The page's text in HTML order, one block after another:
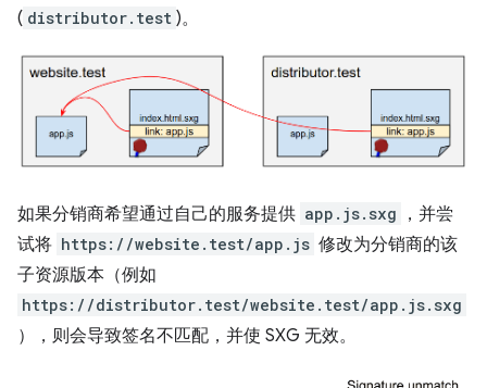
( distributor.test )。
如果分销商希望通过自己的服务提供 app.js.sxg
，并尝
试将 https://website.test/app.js 修改为分销商的该
子资源版本（例如
https://distributor.test/website.test/app.js.sxg
），则会导致签名不匹配，并使 SXG 无效。